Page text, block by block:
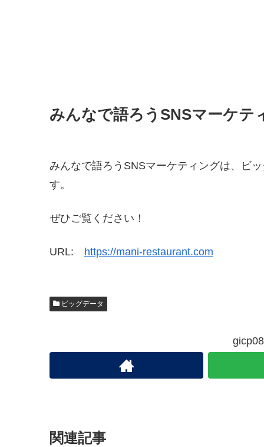
みんなで語ろうSNSマーケテ
みんなで語ろうSNSマーケティングは、ビ
す。
ぜひご覧ください！
URL: https://mani-restaurant.com
ビッグデータ
関連記事